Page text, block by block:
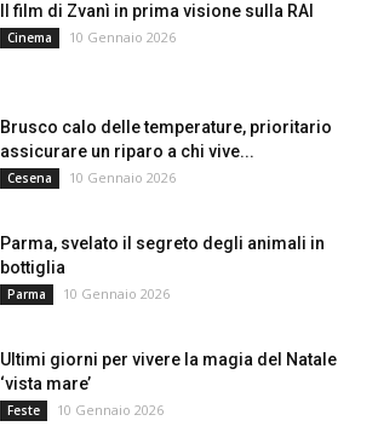
Il film di Zvanì in prima visione sulla RAI
Cinema 10 Gennaio 2026
Brusco calo delle temperature, prioritario
assicurare un riparo a chi vive...
Cesena 10 Gennaio 2026
Parma, svelato il segreto degli animali in
bottiglia
Parma 10 Gennaio 2026
Ultimi giorni per vivere la magia del Natale
‘vista mare’
Feste 10 Gennaio 2026